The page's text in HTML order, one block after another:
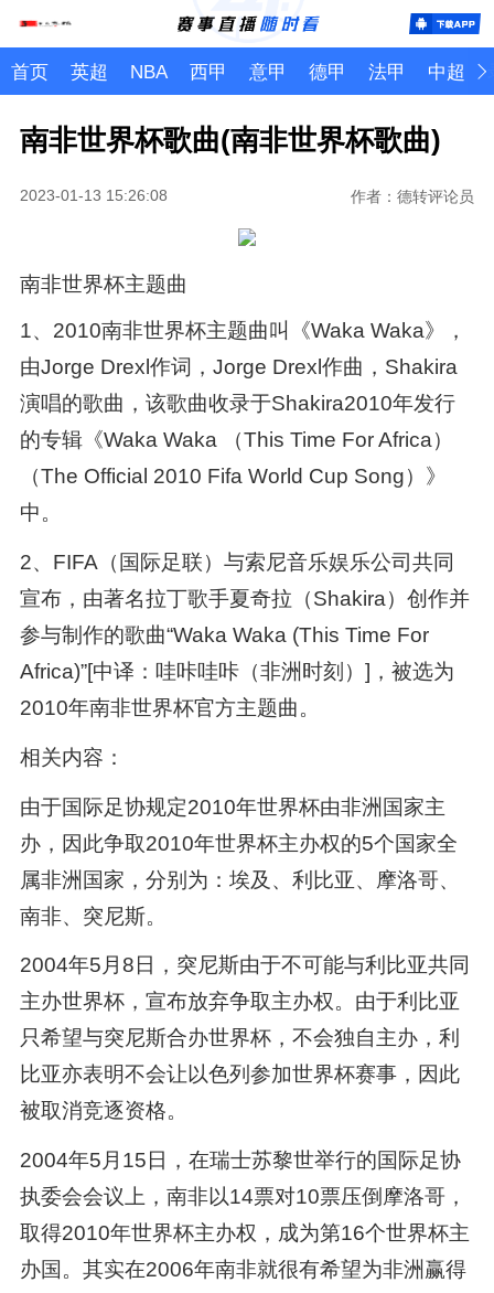
首页 英超 NBA 西甲 意甲 德甲 法甲 中超
南非世界杯歌曲(南非世界杯歌曲)
2023-01-13 15:26:08 作者：德转评论员
南非世界杯主题曲
1、2010南非世界杯主题曲叫《Waka Waka》，
由Jorge Drexl作词，Jorge Drexl作曲，Shakira
演唱的歌曲，该歌曲收录于Shakira2010年发行
的专辑《Waka Waka （This Time For Africa）
（The Official 2010 Fifa World Cup Song）》
中。
2、FIFA（国际足联）与索尼音乐娱乐公司共同
宣布，由著名拉丁歌手夏奇拉（Shakira）创作并
参与制作的歌曲“Waka Waka (This Time For
Africa)”[中译：哇咔哇咔（非洲时刻）]，被选为
2010年南非世界杯官方主题曲。
相关内容：
由于国际足协规定2010年世界杯由非洲国家主
办，因此争取2010年世界杯主办权的5个国家全
属非洲国家，分别为：埃及、利比亚、摩洛哥、
南非、突尼斯。
2004年5月8日，突尼斯由于不可能与利比亚共同
主办世界杯，宣布放弃争取主办权。由于利比亚
只希望与突尼斯合办世界杯，不会独自主办，利
比亚亦表明不会让以色列参加世界杯赛事，因此
被取消竞逐资格。
2004年5月15日，在瑞士苏黎世举行的国际足协
执委会会议上，南非以14票对10票压倒摩洛哥，
取得2010年世界杯主办权，成为第16个世界杯主
办国。其实在2006年南非就很有希望为非洲赢得